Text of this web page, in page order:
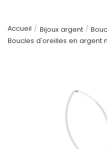
Accueil Bijoux argent
Boucles d'oreilles en argent